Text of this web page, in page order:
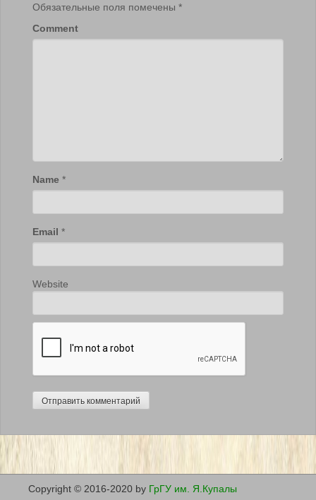
Обязательные поля помечены *
Comment
Name *
Email *
Website
Copyright © 2016-2020 by ГрГУ им. Я.Купалы